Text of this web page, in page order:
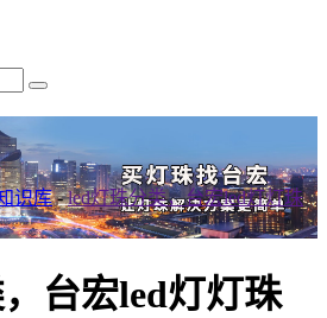
识库-led灯珠分类，台宏led灯灯珠
台宏led灯灯珠